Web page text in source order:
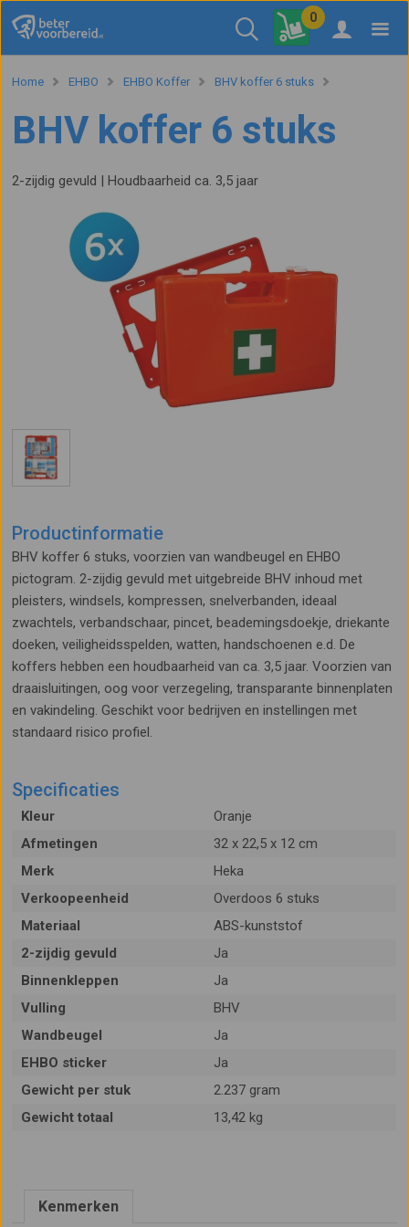
0
Home EHBO EHBO Koffer BHV koffer 6 stuks
BHV koffer 6 stuks
2-zijdig gevuld | Houdbaarheid ca. 3,5 jaar
Productinformatie
BHV koffer 6 stuks, voorzien van wandbeugel en EHBO
pictogram. 2-zijdig gevuld met uitgebreide BHV inhoud met
pleisters, windsels, kompressen, snelverbanden, ideaal
zwachtels, verbandschaar, pincet, beademingsdoekje, driekante
doeken, veiligheidsspelden, watten, handschoenen e.d. De
koffers hebben een houdbaarheid van ca. 3,5 jaar. Voorzien van
draaisluitingen, oog voor verzegeling, transparante binnenplaten
en vakindeling. Geschikt voor bedrijven en instellingen met
standaard risico profiel.
Specificaties
Kleur
Oranje
Afmetingen
32 x 22,5 x 12 cm
Merk
Heka
Verkoopeenheid
Overdoos 6 stuks
Materiaal
ABS-kunststof
2-zijdig gevuld
Ja
Binnenkleppen
Ja
Vulling
BHV
Wandbeugel
Ja
EHBO sticker
Ja
Gewicht per stuk
2.237 gram
Gewicht totaal
13,42 kg
Kenmerken